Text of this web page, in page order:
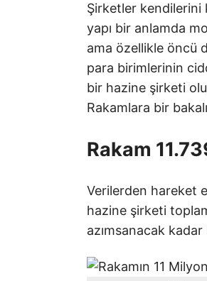
Şirketler kendilerini
yapı bir anlamda
ama özellikle öncü
para birimlerinin
bir hazine şirketi
Rakamlara bir
Rakam
Verilerden hareket
hazine şirketi
azımsanacak